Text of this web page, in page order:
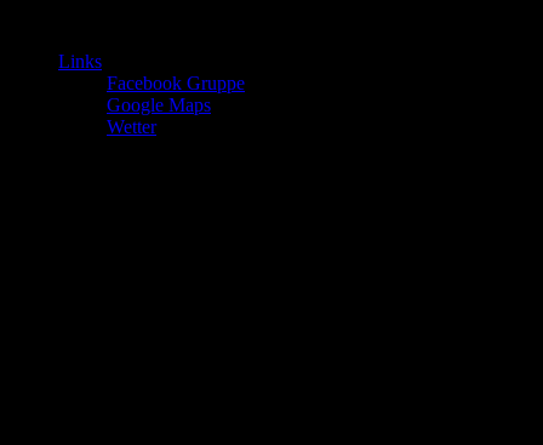
Links
Facebook Gruppe
Google Maps
Wetter